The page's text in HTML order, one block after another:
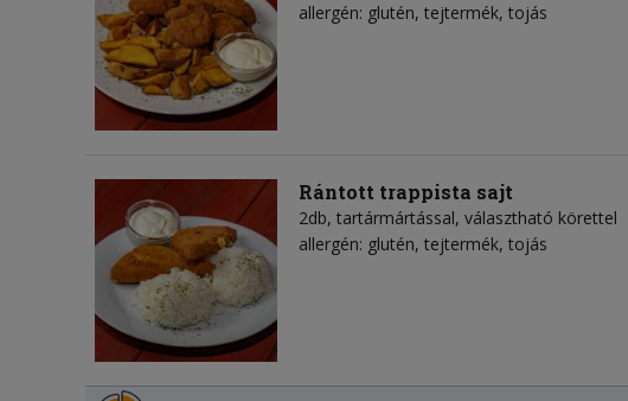
allergén: glutén, tejtermék, tojás
Rántott trappista sajt
2db, tartármártással, választható körettel
allergén: glutén, tejtermék, tojás